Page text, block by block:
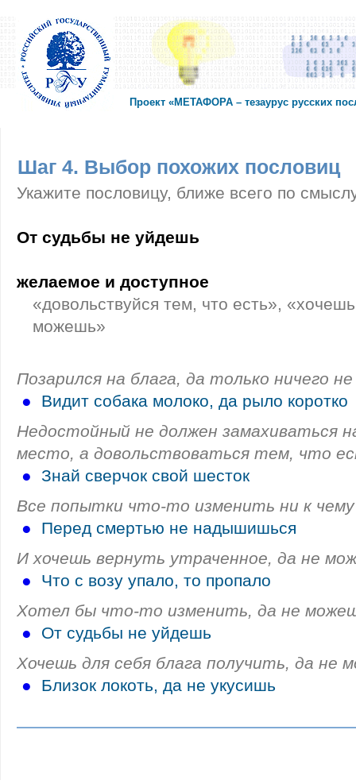
Проект «МЕТАФОРА – тезаурус русских
Шаг 4. Выбор похожих пословиц
Укажите пословицу, ближе всего по
От судьбы не уйдешь
желаемое и доступное
«довольствуйся тем, что есть»,
можешь»
Позарился на блага, да только ничего
●
Видит собака молоко, да рыло коротко
Недостойный не должен замахиваться
место, а довольствоваться тем, что
●
Знай сверчок свой шесток
Все попытки что-то изменить ни к
●
Перед смертью не надышишься
И хочешь вернуть утраченное, да не
●
Что с возу упало, то пропало
Хотел бы что-то изменить, да не
●
От судьбы не уйдешь
Хочешь для себя блага получить, да не
●
Близок локоть, да не укусишь